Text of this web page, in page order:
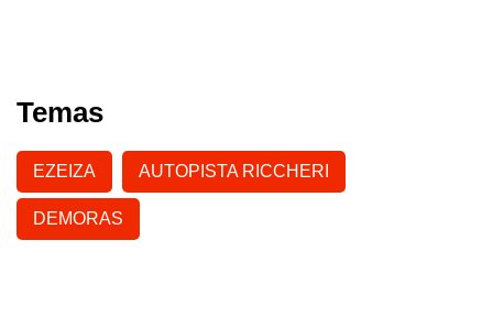
Temas
EZEIZA AUTOPISTA RICCHERI
DEMORAS